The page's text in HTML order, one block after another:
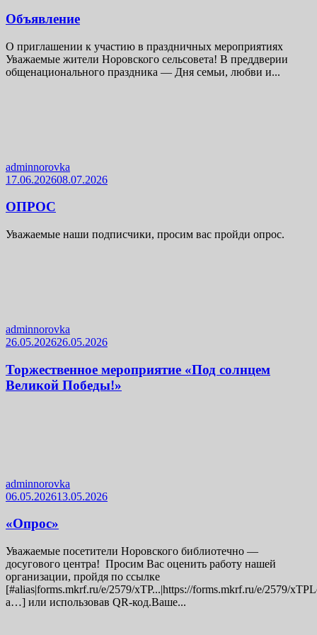
Объявление
О приглашении к участию в праздничных мероприятиях
Уважаемые жители Норовского сельсовета! В преддверии
общенационального праздника — Дня семьи, любви и...
adminnorovka
17.06.202608.07.2026
ОПРОС
Уважаемые наши подписчики, просим вас пройди опрос.
adminnorovka
26.05.202626.05.2026
Торжественное мероприятие «Под солнцем
Великой Победы!»
adminnorovka
06.05.202613.05.2026
«Опрос»
Уважаемые посетители Норовского библиотечно —
досугового центра! Просим Вас оценить работу нашей
организации, пройдя по ссылке
[#alias|forms.mkrf.ru/e/2579/xTP...|https://forms.mkrf.ru/e/2579/
a…] или использовав QR-код.Ваше...